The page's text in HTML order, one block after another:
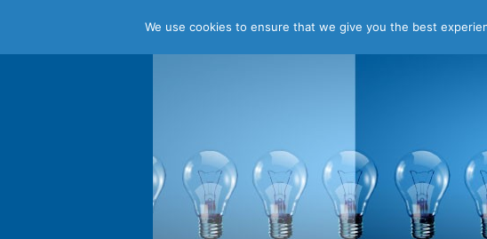
Inhalt
sekundären
Jenseits aller Standards
We use cookies to ensure that we give you the best